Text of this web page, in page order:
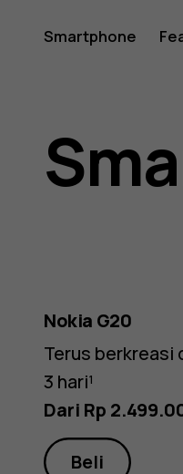
Smartphone
Nokia G20
Terus berkreasi
3 hari¹
Dari Rp
Beli